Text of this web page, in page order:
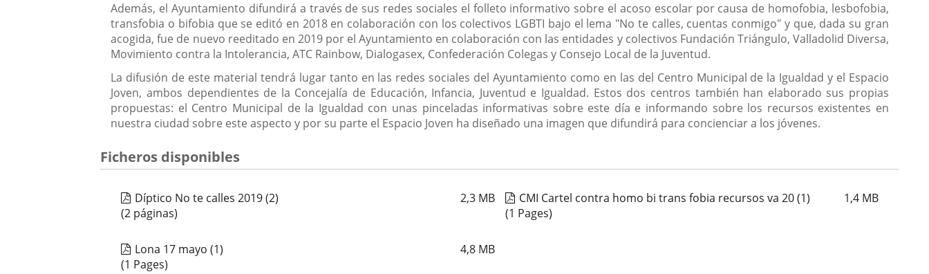
Además, el Ayuntamiento difundirá a través de sus redes sociales el folleto informativo sobre el acoso escolar por causa de homofobia, lesbofobia,
transfobia o bifobia que se editó en 2018 en colaboración con los colectivos LGBTI bajo el lema "No te calles, cuentas conmigo" y que, dada su gran
acogida, fue de nuevo reeditado en 2019 por el Ayuntamiento en colaboración con las entidades y colectivos Fundación Triángulo, Valladolid Diversa,
Movimiento contra la Intolerancia, ATC Rainbow, Dialogasex, Confederación Colegas y Consejo Local de la Juventud.
La difusión de este material tendrá lugar tanto en las redes sociales del Ayuntamiento como en las del Centro Municipal de la Igualdad y el Espacio
Joven, ambos dependientes de la Concejalía de Educación, Infancia, Juventud e Igualdad. Estos dos centros también han elaborado sus propias
propuestas: el Centro Municipal de la Igualdad con unas pinceladas informativas sobre este día e informando sobre los recursos existentes en
nuestra ciudad sobre este aspecto y por su parte el Espacio Joven ha diseñado una imagen que difundirá para concienciar a los jóvenes.
Ficheros disponibles
Díptico No te calles 2019 (2) 2,3 MB
(2 páginas)
CMI Cartel contra homo bi trans fobia recursos va 20 (1) 1,4 MB
(1 Pages)
Lona 17 mayo (1) 4,8 MB
(1 Pages)